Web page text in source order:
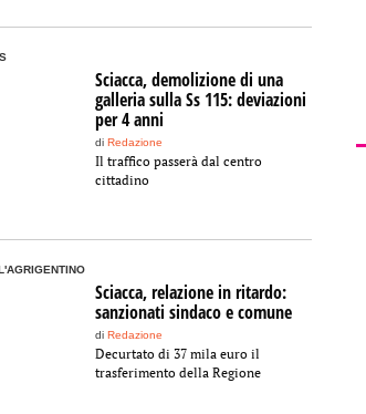
Sciacca, demolizione di una
galleria sulla Ss 115: deviazioni
per 4 anni
diRedazione
Il traffico passerà dal centro
cittadino
Sciacca, relazione in ritardo:
sanzionati sindaco e comune
diRedazione
Decurtato di 37 mila euro il
trasferimento della Regione